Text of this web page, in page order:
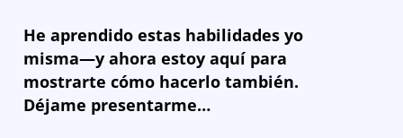
He aprendido estas habilidades yo
misma—y ahora estoy aquí para
mostrarte cómo hacerlo también.
Déjame presentarme…